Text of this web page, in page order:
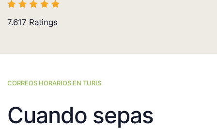
7.617 Ratings
CORREOS HORARIOS EN TURIS
Cuando sepas